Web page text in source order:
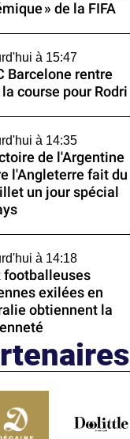
» de la FIFA
à 15:47
Barcelone rentre
course pour Rodri
à 14:35
de l'Argentine
l'Angleterre fait du
un jour spécial
à 14:18
footballeuses
exilées en
obtiennent la